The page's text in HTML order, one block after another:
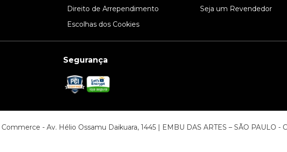
Direito de Arrependimento
Escolhas dos Cookies
Seja um Revendedor
Segurança
- Av. Hélio Ossamu Daikuara, 1445 | EMBU DAS ARTES – SÃO PAULO -